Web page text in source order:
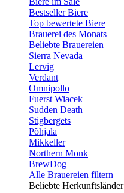
Bestseller Biere
Top bewertete Biere
Brauerei des Monats
Beliebte Brauereien
Sierra Nevada
Lervig
Verdant
Omnipollo
Fuerst Wiacek
Sudden Death
Stigbergets
Põhjala
Mikkeller
Northern Monk
BrewDog
Alle Brauereien filtern
Beliebte Herkunftsländer